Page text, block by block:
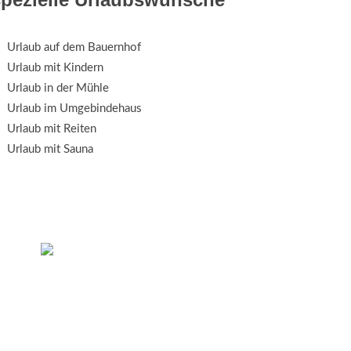
Urlaub auf dem Bauernhof
Urlaub mit Kindern
Urlaub in der Mühle
Urlaub im Umgebindehaus
Urlaub mit Reiten
Urlaub mit Sauna